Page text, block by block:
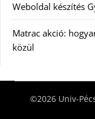
Weboldal készítés
Matrac akció:
közül
©2026 Univ-